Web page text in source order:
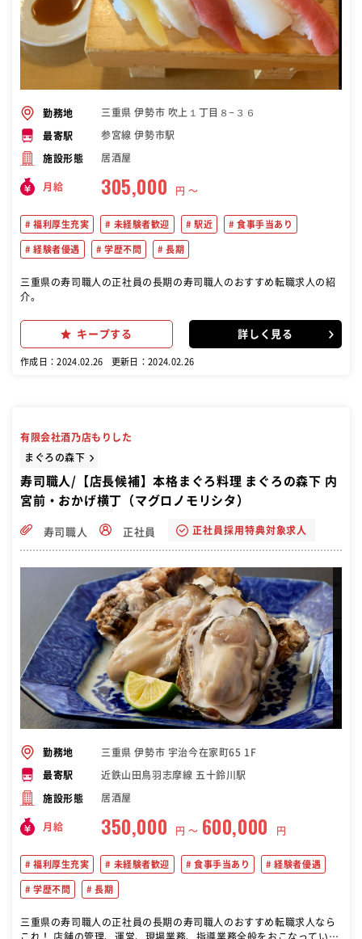
勤務地 三重県 伊勢市 吹上１丁目８−３６
最寄駅 参宮線 伊勢市駅
施設形態 居酒屋
月給 305,000 円 〜
福利厚生充実 未経験者歓迎 駅近 食事手当あり
経験者優遇 学歴不問 長期
三重県の寿司職人の正社員の長期の寿司職人のおすすめ転職求人の紹
介。
キープする 詳しく見る
作成日：2024.02.26 更新日：2024.02.26
有限会社酒乃店もりした
まぐろの森下
寿司職人/【店長候補】本格まぐろ料理 まぐろの森下 内
宮前・おかげ横丁（マグロノモリシタ）
寿司職人 正社員 正社員採用特典対象求人
勤務地 三重県 伊勢市 宇治今在家町65 1F
最寄駅 近鉄山田鳥羽志摩線 五十鈴川駅
施設形態 居酒屋
月給 350,000 円 〜 600,000 円
福利厚生充実 未経験者歓迎 食事手当あり 経験者優遇
学歴不問 長期
三重県の寿司職人の正社員の長期の寿司職人のおすすめ転職求人なら
これ！ 店舗の管理、運営、現場業務、指導業務全般をおこなっていた